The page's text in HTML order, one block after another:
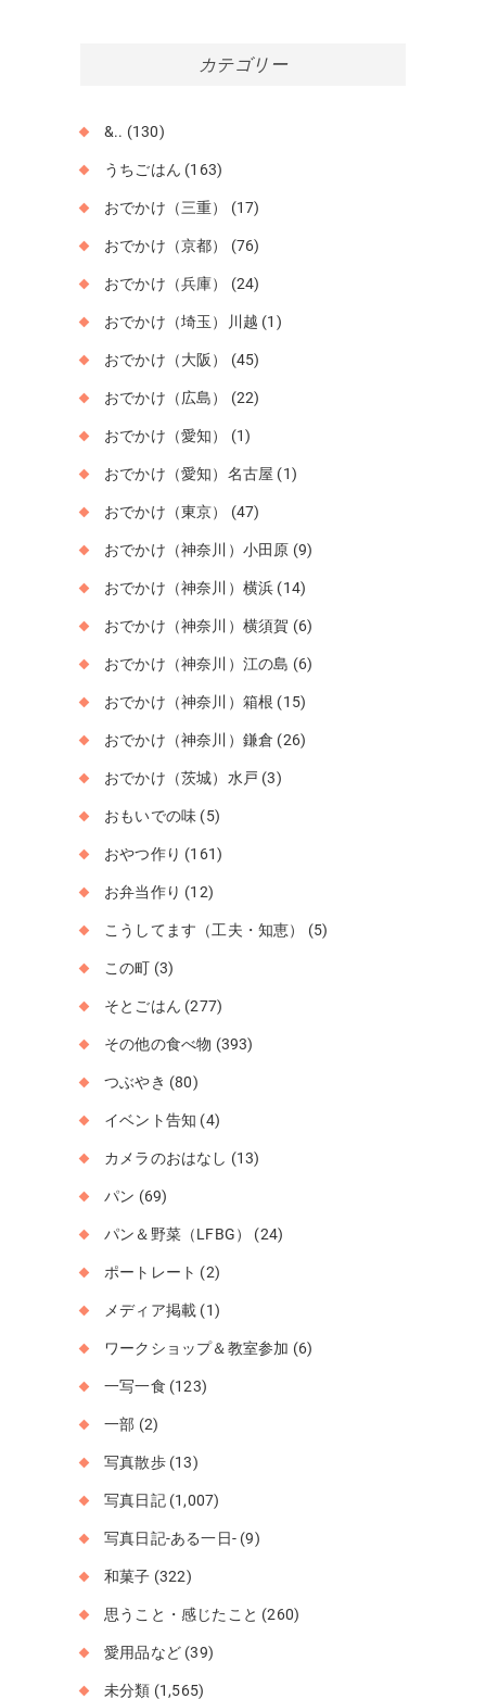
カテゴリー
&.. (130)
うちごはん (163)
おでかけ（三重） (17)
おでかけ（京都） (76)
おでかけ（兵庫） (24)
おでかけ（埼玉）川越 (1)
おでかけ（大阪） (45)
おでかけ（広島） (22)
おでかけ（愛知） (1)
おでかけ（愛知）名古屋 (1)
おでかけ（東京） (47)
おでかけ（神奈川）小田原 (9)
おでかけ（神奈川）横浜 (14)
おでかけ（神奈川）横須賀 (6)
おでかけ（神奈川）江の島 (6)
おでかけ（神奈川）箱根 (15)
おでかけ（神奈川）鎌倉 (26)
おでかけ（茨城）水戸 (3)
おもいでの味 (5)
おやつ作り (161)
お弁当作り (12)
こうしてます（工夫・知恵） (5)
この町 (3)
そとごはん (277)
その他の食べ物 (393)
つぶやき (80)
イベント告知 (4)
カメラのおはなし (13)
パン (69)
パン＆野菜（LFBG） (24)
ポートレート (2)
メディア掲載 (1)
ワークショップ＆教室参加 (6)
一写一食 (123)
一部 (2)
写真散歩(13)
写真日記(1,007)
写真日記-ある一日- (9)
和菓子 (322)
思うこと・感じたこと (260)
愛用品など (39)
未分類 (1,565)